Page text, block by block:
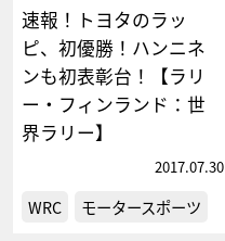
速報！トヨタのラッ
ピ、初優勝！ハンニネ
ンも初表彰台！【ラリ
ー・フィンランド：世
界ラリー】
2017.07.30
WRC モータースポーツ